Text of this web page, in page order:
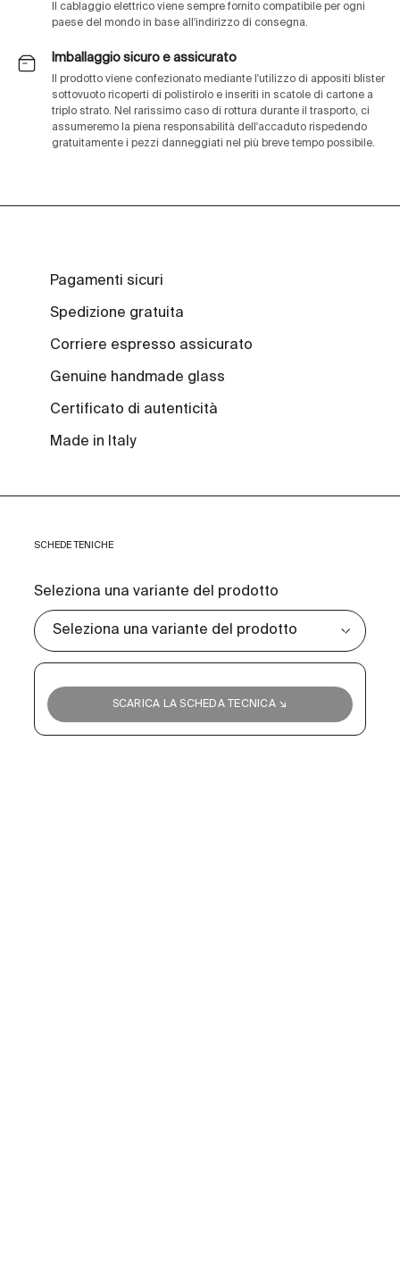
Il cablaggio elettrico viene sempre fornito compatibile per ogni
paese del mondo in base all'indirizzo di consegna.
Imballaggio sicuro e assicurato
Il prodotto viene confezionato mediante l'utilizzo di appositi blister
sottovuoto ricoperti di polistirolo e inseriti in scatole di cartone a
triplo strato. Nel rarissimo caso di rottura durante il trasporto, ci
assumeremo la piena responsabilità dell'accaduto rispedendo
gratuitamente i pezzi danneggiati nel più breve tempo possibile.
Pagamenti sicuri
Spedizione gratuita
Corriere espresso assicurato
Genuine handmade glass
Certificato di autenticità
Made in Italy
SCHEDE TENICHE
Seleziona una variante del prodotto
SCARICA LA SCHEDA TECNICA ↘